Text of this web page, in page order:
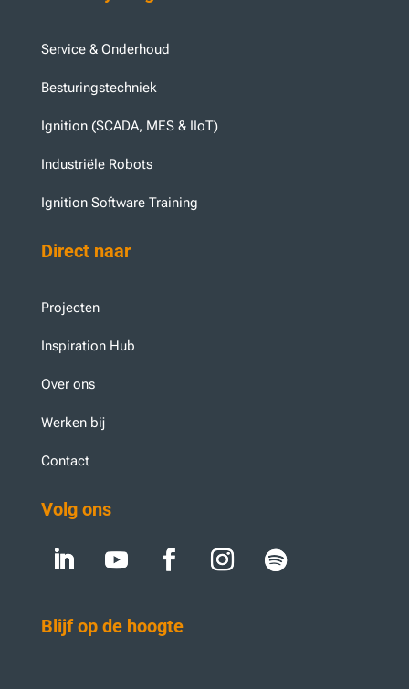
Service & Onderhoud
Besturingstechniek
Ignition (SCADA, MES & IIoT)
Industriële Robots
Ignition Software Training
Direct naar
Projecten
Inspiration Hub
Over ons
Werken bij
Contact
Volg ons
Blijf op de hoogte